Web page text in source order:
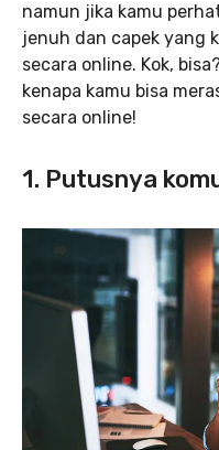
namun jika kamu
jenuh dan capek yang
secara online. Kok,
kenapa kamu bisa
secara online!
1. Putusnya